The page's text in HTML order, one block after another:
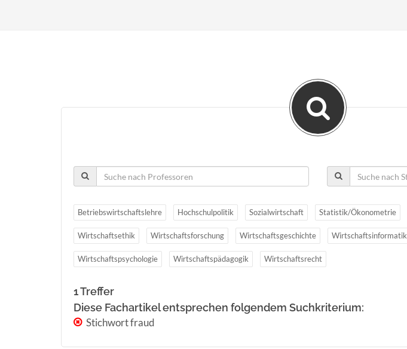
Betriebswirtschaftslehre Hochschulpolitik Sozialwirtschaft Statistik/Ökonometrie
Wirtschaftsethik Wirtschaftsforschung Wirtschaftsgeschichte Wirtschaftsinformatik
Wirtschaftspsychologie Wirtschaftspädagogik Wirtschaftsrecht
1 Treffer
Diese Fachartikel entsprechen folgendem Suchkriterium:
Stichwort fraud